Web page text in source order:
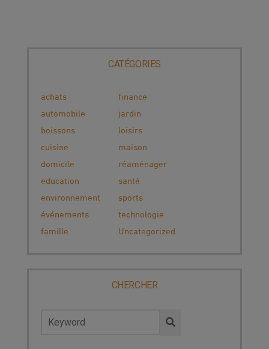
CATÉGORIES
achats
automobile
boissons
cuisine
domicile
education
environnement
événements
famille
finance
jardin
loisirs
maison
réaménager
santé
sports
technologie
Uncategorized
CHERCHER